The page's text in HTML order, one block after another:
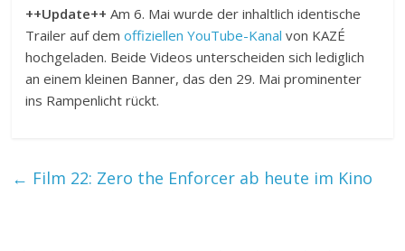
++Update++ Am 6. Mai wurde der inhaltlich identische
Trailer auf demoffiziellen YouTube-Kanal von KAZÉ
hochgeladen. Beide Videos unterscheiden sich lediglich
an einem kleinen Banner, das den 29. Mai prominenter
ins Rampenlicht rückt.
← Film 22: Zero the Enforcer ab heute im Kino